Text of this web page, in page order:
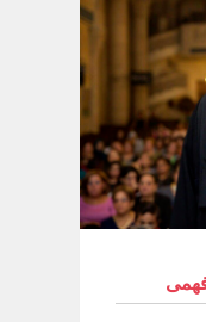
التجسُدّ ما
عقيدتنا
الديانات
يقفوا
بيننا وبين
المسيحيّة
الصليب
بالتجسُدّ
عن التجسُدّ
العدرا فىِ
والتابوت
هو الحامل
فهى حملت